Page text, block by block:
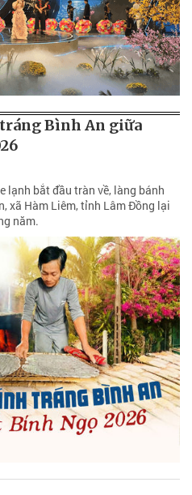
Bình An giữa
lạnh bắt đầu tràn về, làng bánh
xã Hàm Liêm, tỉnh Lâm Đồng lại
năm.